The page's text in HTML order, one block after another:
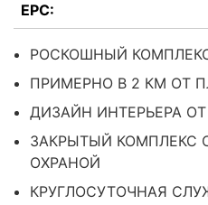
EPC:
РОСКОШНЫЙ
ПРИМЕРНО В 2 КМ ОТ
ДИЗАЙН ИНТЕРЬЕРА ОТ
ЗАКРЫТЫЙ КОМПЛЕКС
ОХРАНОЙ
КРУГЛОСУТОЧНАЯ